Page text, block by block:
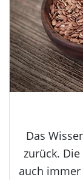
Das
zurück.
auch immer